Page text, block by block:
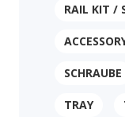
RAIL KIT /
SCHRAUBE
TRAY